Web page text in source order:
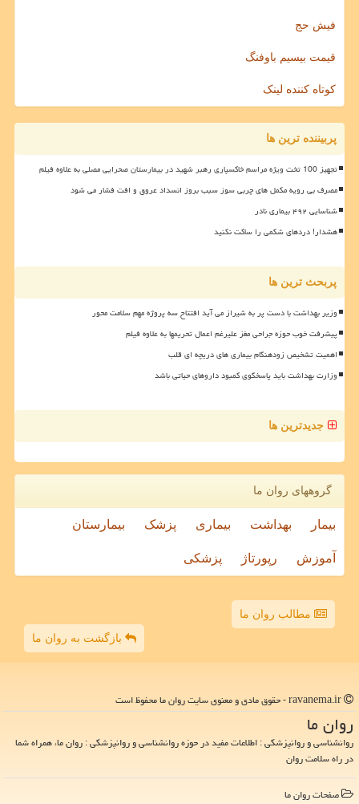
فیش حج
قیمت بیسیم باوفنگ
کوتاه کننده لینک
پربیننده ترین ها
تجهیز 100 تخت ویژه مراسم خاکسپاری رهبر شهید در بیمارستان صحرایی مصلی به علاوه فیلم
مصرف بی رویه مکمل های چربی سوز سبب بروز انسداد عروق و افت فشار می شود
شناسایی ۴۹۲ بیماری نادر
هشدار! دردهای شکمی را ساکت نکنید
پربحث ترین ها
وزیر بهداشت با دست پر به شیراز می آید افتتاح سه پروژه مهم سلامت محور
پیشرفت خوب حوزه جراحی مغز علیرغم اعمال تحریمها به علاوه فیلم
اهمیت تشخیص زودهنگام بیماری های دریچه ای قلب
وزارت بهداشت باید پاسخگوی کمبود داروهای حیاتی باشد
جدیدترین ها
گروههای روان ما
بیمار بهداشت بیماری پزشک بیمارستان
آموزش رپورتاژ پزشکی
مطالب روان ما
بازگشت به روان ما
روان ما
روانشناسی و روانپزشکی : اطلاعات مفید در حوزه روانشناسی و روانپزشکی : روان ما، همراه شما
در راه سلامت روان
صفحات روان ما